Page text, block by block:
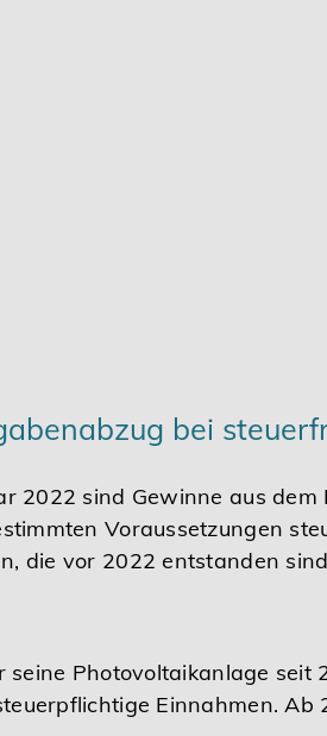
bei
2022 sind Gewinne aus
Voraussetzungen
die vor 2022 entstanden
seine Photovoltaikanlage
Einnahmen. Ab